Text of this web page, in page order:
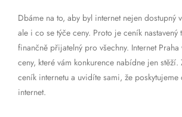
Dbáme na to, aby byl internet nejen dostupný
ale i co se týče ceny. Proto je ceník nastavený
finančně přijatelný pro všechny. Internet
ceny, které vám konkurence nabídne jen stěží.
ceník internetu a uvidíte sami, že poskytujeme
internet.